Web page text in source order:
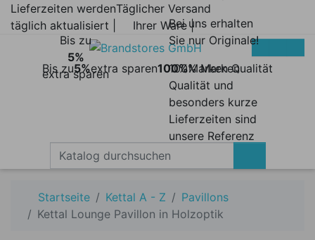
Lieferzeiten werden
täglich aktualisiert |
Täglicher Versand
Ihrer Ware |
Bis zu5%extra sparen
Bis zu
5%
extra sparen
100%Marken Qualität
Bei uns erhalten
Sie nur Originale!
100% Marken
Qualität und
besonders kurze
Lieferzeiten sind
unsere Referenz
Startseite Kettal A - Z
Pavillons
Kettal Lounge Pavillon in Holzoptik